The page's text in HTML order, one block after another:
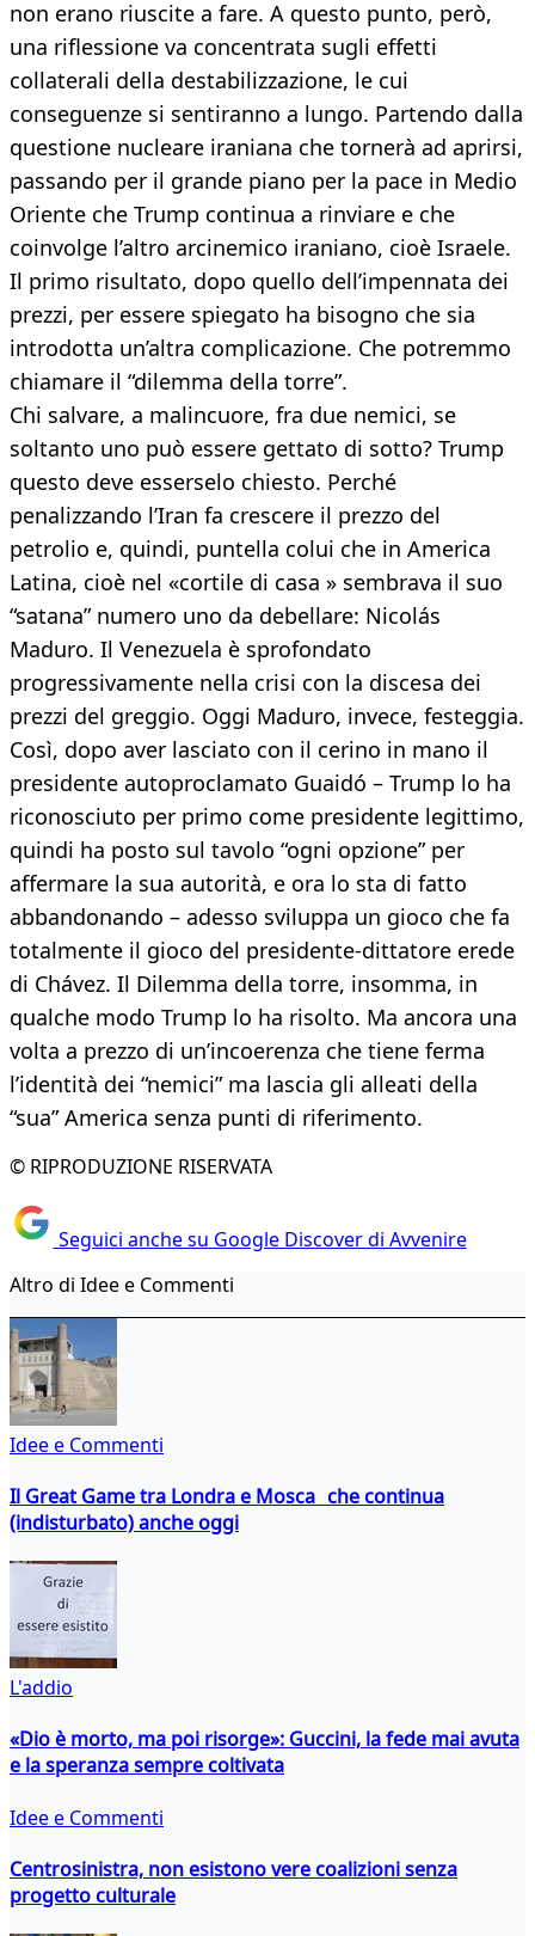
non erano riuscite a fare. A questo punto, però,
una riflessione va concentrata sugli effetti
collaterali della destabilizzazione, le cui
conseguenze si sentiranno a lungo. Partendo dalla
questione nucleare iraniana che tornerà ad aprirsi,
passando per il grande piano per la pace in Medio
Oriente che Trump continua a rinviare e che
coinvolge l’altro arcinemico iraniano, cioè Israele.
Il primo risultato, dopo quello dell’impennata dei
prezzi, per essere spiegato ha bisogno che sia
introdotta un’altra complicazione. Che potremmo
chiamare il “dilemma della torre”.
Chi salvare, a malincuore, fra due nemici, se
soltanto uno può essere gettato di sotto? Trump
questo deve esserselo chiesto. Perché
penalizzando l’Iran fa crescere il prezzo del
petrolio e, quindi, puntella colui che in America
Latina, cioè nel «cortile di casa » sembrava il suo
“satana” numero uno da debellare: Nicolás
Maduro. Il Venezuela è sprofondato
progressivamente nella crisi con la discesa dei
prezzi del greggio. Oggi Maduro, invece, festeggia.
Così, dopo aver lasciato con il cerino in mano il
presidente autoproclamato Guaidó – Trump lo ha
riconosciuto per primo come presidente legittimo,
quindi ha posto sul tavolo “ogni opzione” per
affermare la sua autorità, e ora lo sta di fatto
abbandonando – adesso sviluppa un gioco che fa
totalmente il gioco del presidente-dittatore erede
di Chávez. Il Dilemma della torre, insomma, in
qualche modo Trump lo ha risolto. Ma ancora una
volta a prezzo di un’incoerenza che tiene ferma
l’identità dei “nemici” ma lascia gli alleati della
“sua” America senza punti di riferimento.
© RIPRODUZIONE RISERVATA
Seguici anche su Google Discover di Avvenire
Altro di Idee e Commenti
Idee e Commenti
Il Great Game tra Londra e Mosca che continua
(indisturbato) anche oggi
L'addio
«Dio è morto, ma poi risorge»: Guccini, la fede mai avuta
e la speranza sempre coltivata
Idee e Commenti
Centrosinistra, non esistono vere coalizioni senza
progetto culturale